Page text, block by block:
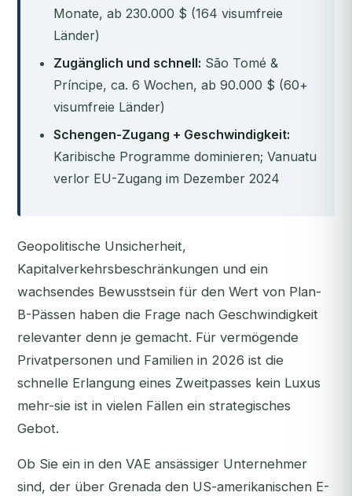
Monate, ab 230.000 $ (164 visumfreie
Länder)
Zugänglich und schnell: São Tomé &
Príncipe, ca. 6 Wochen, ab 90.000 $ (60+
visumfreie Länder)
Schengen-Zugang + Geschwindigkeit:
Karibische Programme dominieren; Vanuatu
verlor EU-Zugang im Dezember 2024
Geopolitische Unsicherheit,
Kapitalverkehrsbeschränkungen und ein
wachsendes Bewusstsein für den Wert von Plan-
B-Pässen haben die Frage nach Geschwindigkeit
relevanter denn je gemacht. Für vermögende
Privatpersonen und Familien in 2026 ist die
schnelle Erlangung eines Zweitpasses kein Luxus
mehr-sie ist in vielen Fällen ein strategisches
Gebot.
Ob Sie ein in den VAE ansässiger Unternehmer
sind, der über Grenada den US-amerikanischen E-